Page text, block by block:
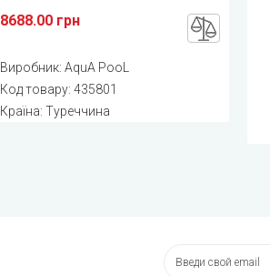
8688.00 грн
Виробник: AquA PooL
Код товару: 435801
Країна: Туреччина